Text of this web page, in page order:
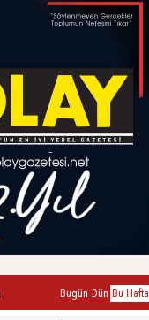
Bugün Dün Bu Hafta